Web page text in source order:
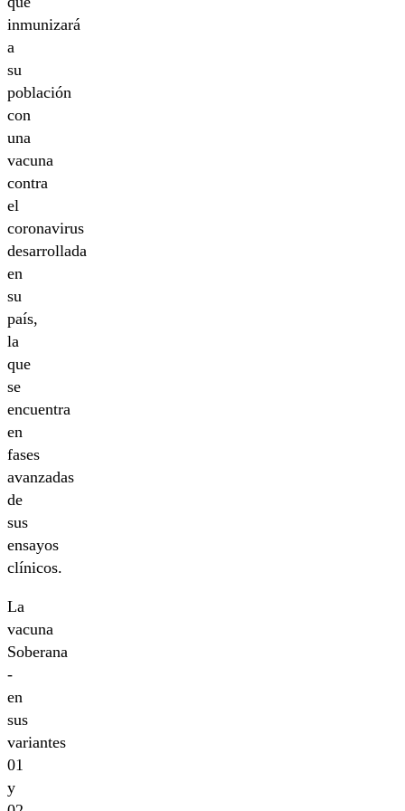
inmunizará
a
su
población
con
una
vacuna
contra
el
coronavirus
desarrollada
en
su
país,
la
que
se
encuentra
en
fases
avanzadas
de
sus
ensayos
clínicos.
La
vacuna
Soberana
-
en
sus
variantes
01
y